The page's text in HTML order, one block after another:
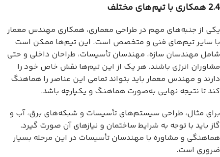
2.4 همکاری با تیم‌های مختلف
یکی از جنبه‌های مهم در طراحی معماری، همکاری مهندس معمار
با سایر تیم‌های فنی و متخصص است. این تیم‌ها ممکن است
شامل مهندسان سازه، مهندسان تأسیسات، طراحان داخلی و حتی
مشاوران انرژی باشند. هر یک از این تیم‌ها نقش خاص خود را
دارند و مهندس معمار باید بتواند تمامی این عناصر را هماهنگ
کند تا نتیجه نهایی به‌صورت هماهنگ و یکپارچه باشد.
برای مثال، طراحی سیستم‌های تأسیسات و شبکه‌های برق، آب و
گاز باید با توجه به شرایط ساختمان و نیازهای آن صورت گیرد.
هماهنگی و مشاوره با مهندسان تأسیسات در این مرحله بسیار
ضروری است.